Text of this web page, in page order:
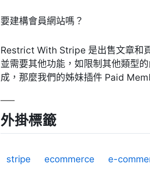
要建構會員網站嗎？
Restrict With Stripe 是出售文章和
並需要其他功能，如限制其他類型
成，那麼我們的姊妹插件 Paid
外掛標籤
stripe ecommerce e-